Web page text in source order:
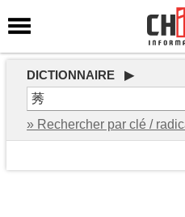
DICTIONNAIRE ▶
» Rechercher par clé /